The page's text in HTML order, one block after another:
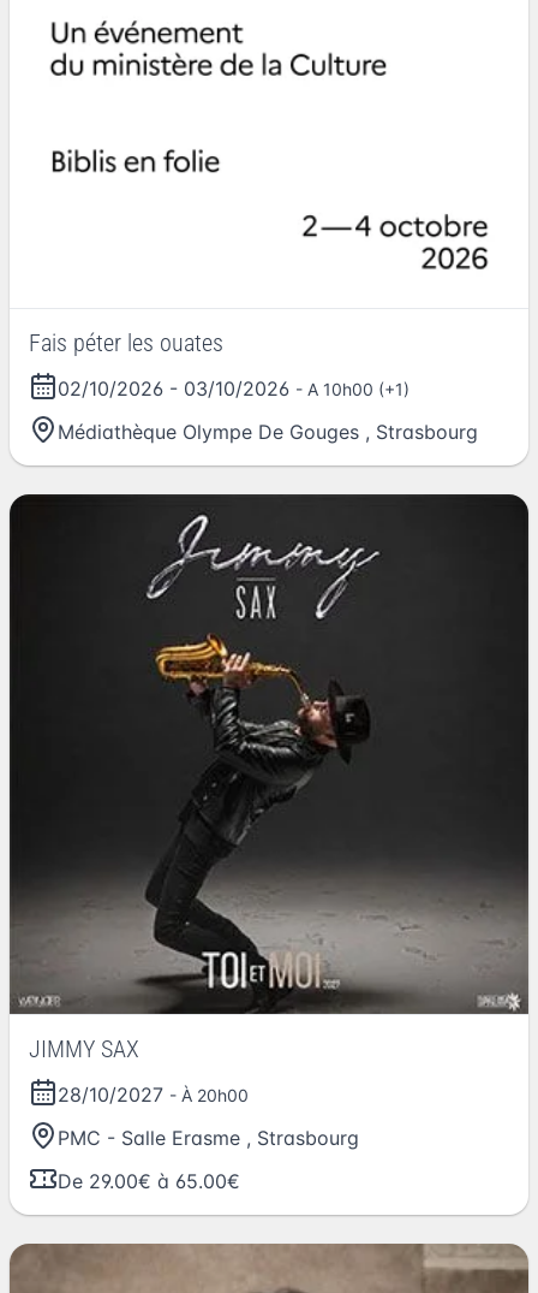
Fais péter les ouates
02/10/2026 - 03/10/2026 - A 10h00 (+1)
Médiathèque Olympe De Gouges , Strasbourg
JIMMY SAX
28/10/2027 - À 20h00
PMC - Salle Erasme , Strasbourg
De 29.00€ à 65.00€